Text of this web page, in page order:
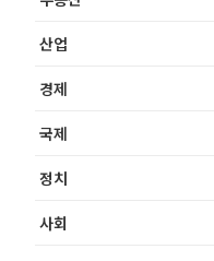
산업
경제
국제
정치
사회